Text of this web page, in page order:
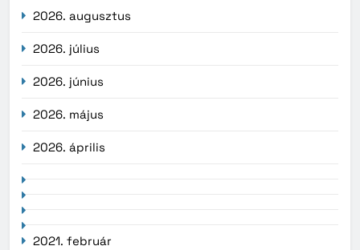
2026. augusztus
2026. július
2026. június
2026. május
2026. április
2021. február